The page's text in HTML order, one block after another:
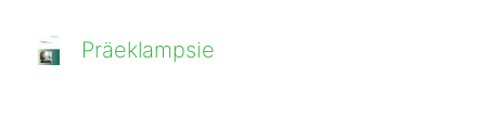
Präeklampsie